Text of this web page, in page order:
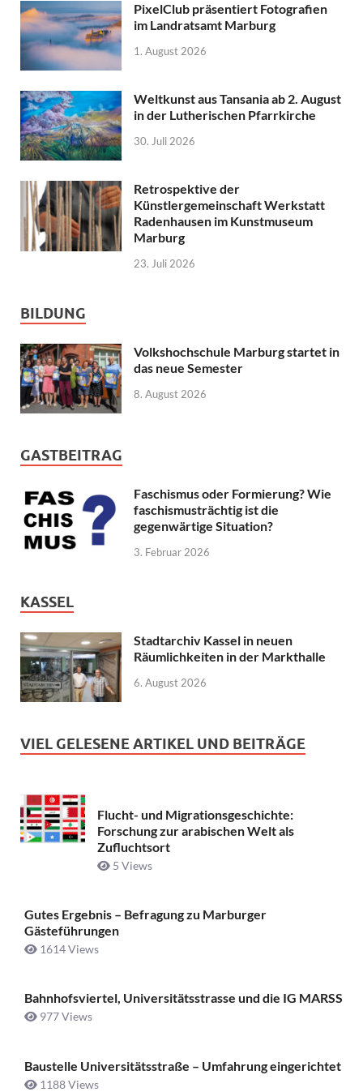
PixelClub präsentiert Fotografien
im Landratsamt Marburg
1. August 2026
Weltkunst aus Tansania ab 2. August
in der Lutherischen Pfarrkirche
30. Juli 2026
Retrospektive der
Künstlergemeinschaft Werkstatt
Radenhausen im Kunstmuseum
Marburg
23. Juli 2026
BILDUNG
Volkshochschule Marburg startet in
das neue Semester
8. August 2026
GASTBEITRAG
Faschismus oder Formierung? Wie
faschismusträchtig ist die
gegenwärtige Situation?
3. Februar 2026
KASSEL
Stadtarchiv Kassel in neuen
Räumlichkeiten in der Markthalle
6. August 2026
VIEL GELESENE ARTIKEL UND BEITRÄGE
Flucht- und Migrationsgeschichte:
Forschung zur arabischen Welt als
Zufluchtsort
5 Views
Gutes Ergebnis – Befragung zu Marburger
Gästeführungen
1614 Views
Bahnhofsviertel, Universitätsstrasse und die IG MARSS
977 Views
Baustelle Universitätsstraße ­– Umfahrung eingerichtet
1188 Views